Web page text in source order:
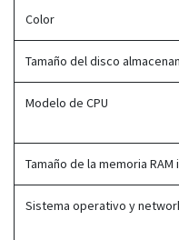
Color
Tamaño del disco
Modelo de CPU
Tamaño de la memoria RAM
Sistema operativo y